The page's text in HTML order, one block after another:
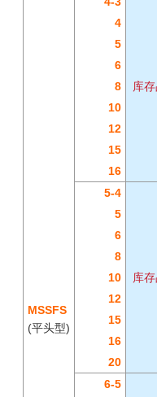
MSSFS
(平头型)
库
4
5
6
8
10
12
15
16
5-4
库
5
6
8
10
12
15
16
20
6-5